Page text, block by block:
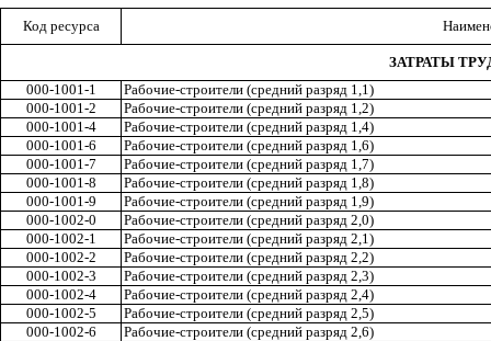
Код ресурса
ЗАТРАТЫ
000-1001-1
Рабочие-строители (средний разряд 1,1)
000-1001-2
Рабочие-строители (средний разряд 1,2)
000-1001-4
Рабочие-строители (средний разряд 1,4)
000-1001-6 Рабочие-строители (средний разряд 1,6)
000-1001-7
Рабочие-строители (средний разряд 1,7)
000-1001-8
Рабочие-строители (средний разряд 1,8)
000-1001-9
Рабочие-строители (средний разряд 1,9)
000-1002-0
Рабочие-строители (средний разряд 2,0)
000-1002-1
Рабочие-строители (средний разряд 2,1)
000-1002-2
Рабочие-строители (средний разряд 2,2)
000-1002-3
Рабочие-строители (средний разряд 2,3)
000-1002-4
Рабочие-строители (средний разряд 2,4)
000-1002-5
Рабочие-строители (средний разряд 2,5)
000-1002-6
Рабочие-строители (средний разряд 2,6)